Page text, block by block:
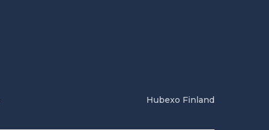
Hubexo Finland